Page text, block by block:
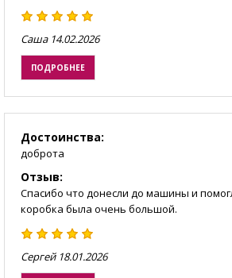
Саша 14.02.2026
ПОДРОБНЕЕ
Достоинства:
доброта
Отзыв:
Спасибо что донесли до машины и
коробка была очень большой.
Сергей 18.01.2026